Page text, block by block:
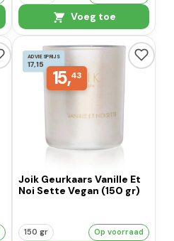
Voeg toe
ADVIESPRIJS
17,15
15,43
Joik Geurkaars Vanille Et
Noi Sette Vegan (150 gr)
150 gr Op voorraad